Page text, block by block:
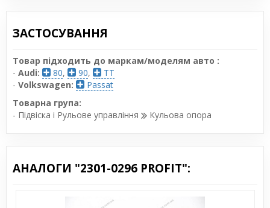
ЗАСТОСУВАННЯ
Товар підходить до маркам/моделям авто :
- Audi: 80, 90,
TT
- Volkswagen:
Passat
Товарна група:
- Підвіска і Рульове управління
Кульова опора
АНАЛОГИ "2301-0296 PROFIT":